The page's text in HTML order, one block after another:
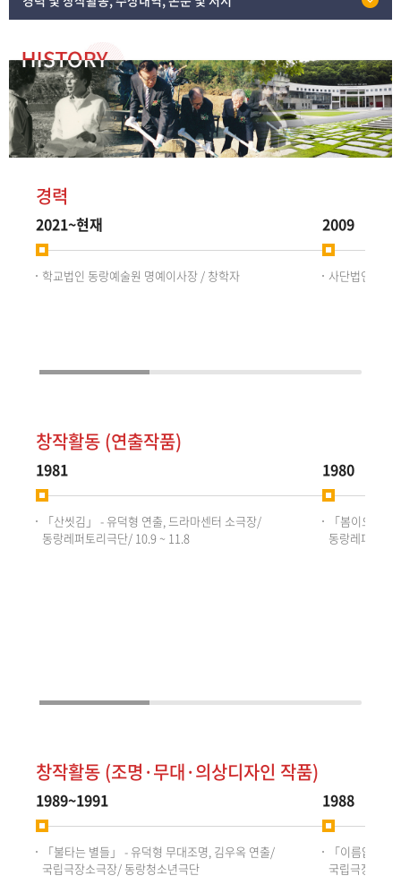
경력
2021~현재
학교법인 동랑예술원 명예이사장 / 창학자
2009
사단법인 한국
창작활동 (연출작품)
1981
「산씻김」 - 유덕형 연출, 드라마센터 소극장/
동랑레퍼토리극단/ 10.9 ~ 11.8
1980
「봄이오면
동랑레퍼토리
창작활동 (조명·무대·의상디자인 작품)
1989~1991
「불타는 별들」 - 유덕형 무대조명, 김우옥 연출/
국립극장소극장/ 동랑청소년극단
1988
「이름없는
국립극장소극